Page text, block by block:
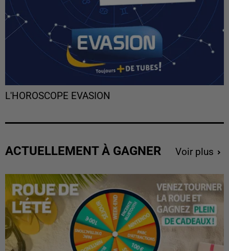
L'HOROSCOPE EVASION
ACTUELLEMENT À GAGNER Voir plus